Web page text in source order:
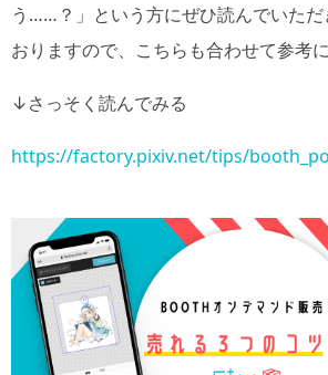
う……？」という方にぜひ読んでいただ
おりますので、こちらも合わせて参考
↓さっそく読んでみる
https://factory.pixiv.net/tips/